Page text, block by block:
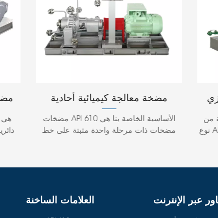
مضخة معالجة كيميائية أحادية
المرحلة بطرد مركزي من سلسلة
OH1/OH2 API 610
مضخات API 610 الأساسية الخاصة بنا هي
مضخات ذات مرحلة واحدة مثبتة على خط
لوحة قاعدة مشتركة.يسمح تصميم الاقتران
من
نوع API 610 BB2 بأنها مثبتة في خط الوسط،
إلى
العلامات الساخنة عبر الإنترنت